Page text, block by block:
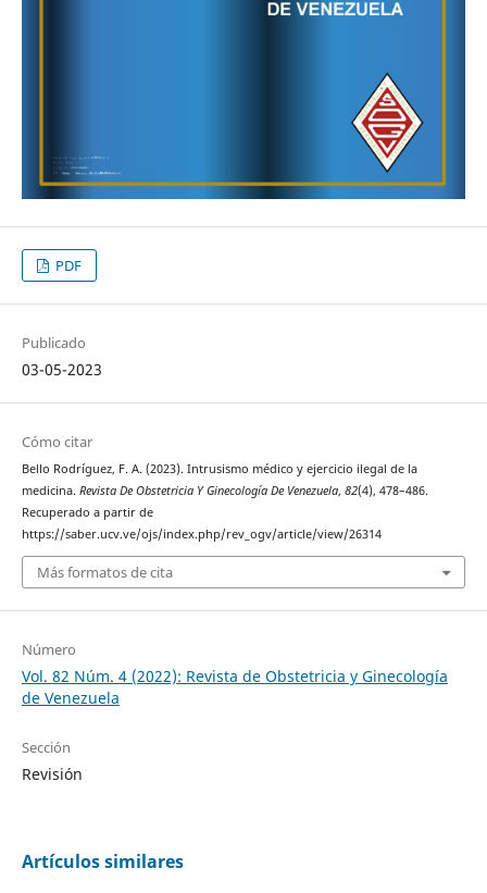
PDF
Publicado
03-05-2023
Cómo citar
Bello Rodríguez, F. A. (2023). Intrusismo médico y ejercicio ilegal de la
medicina. Revista De Obstetricia Y Ginecología De Venezuela, 82(4), 478–486.
Recuperado a partir de
https://saber.ucv.ve/ojs/index.php/rev_ogv/article/view/26314
Más formatos de cita
Número
Vol. 82 Núm. 4 (2022): Revista de Obstetricia y Ginecología
de Venezuela
Sección
Revisión
Artículos similares